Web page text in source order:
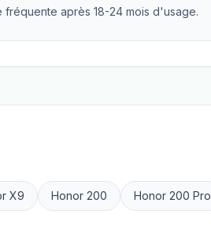
après 18-24 mois d'usage.
X9 Honor 200 Honor 200 Pro